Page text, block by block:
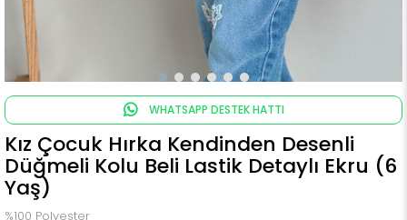
WHATSAPP DESTEK HATTI
Kız Çocuk Hırka Kendinden Desenli
Düğmeli Kolu Beli Lastik Detaylı Ekru (6
Yaş)
%100 Polyester